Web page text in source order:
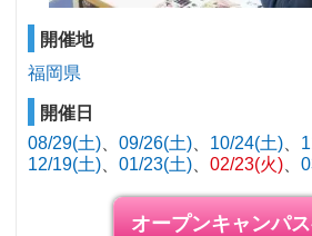
開催地
福岡県
開催日
08/29(土)
09/26(土) 10/24(土)
12/19(土)
01/23(土) 02/23(火)
オープンキャンパ